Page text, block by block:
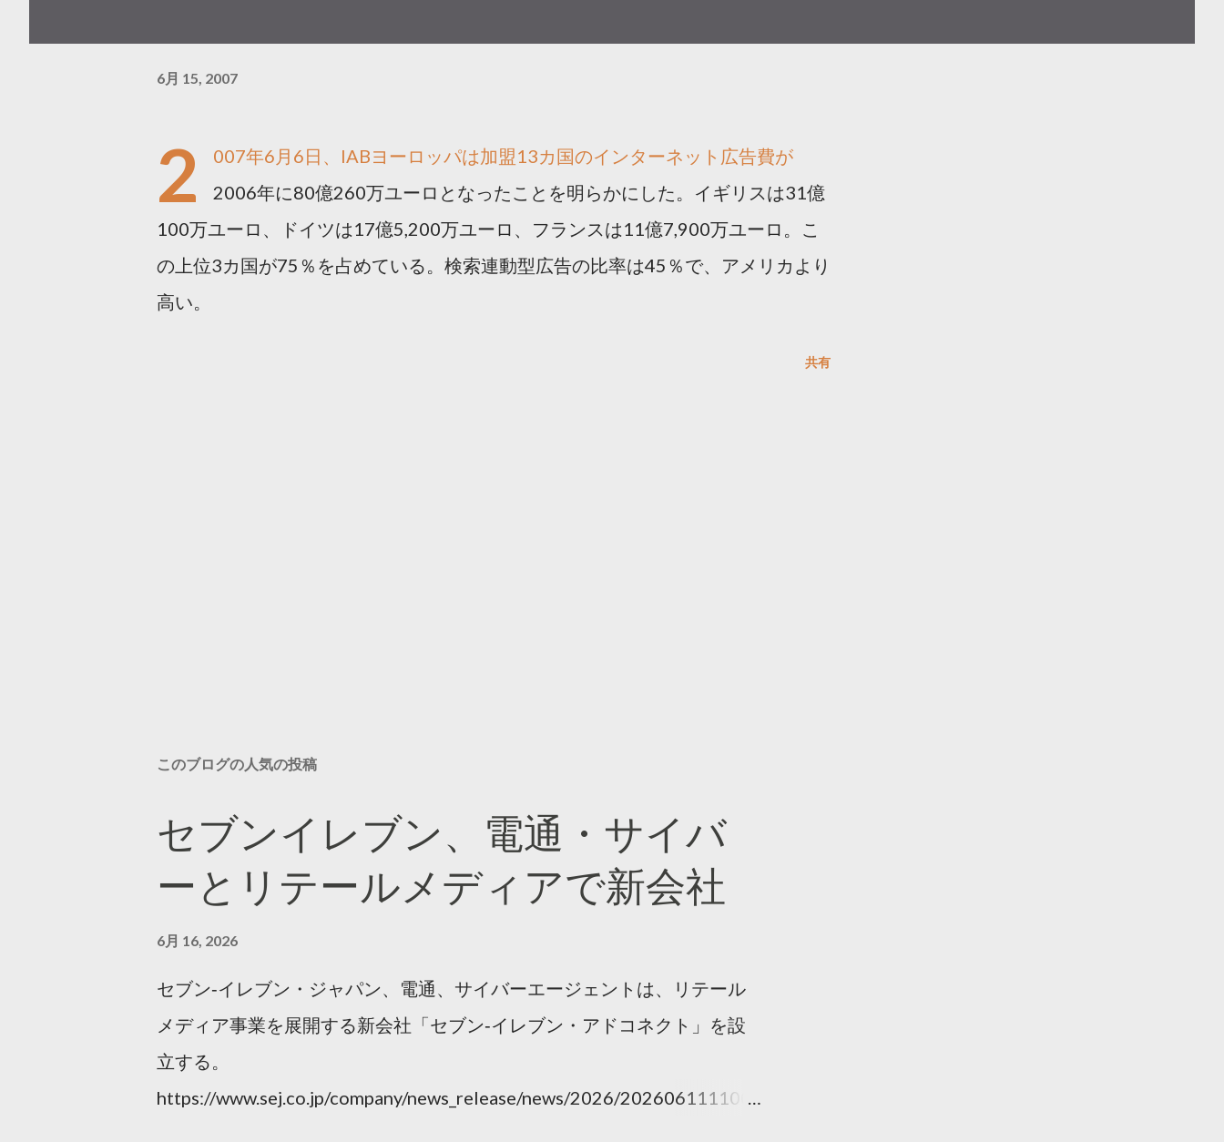
6月 15, 2007
2
007年6月6日、IABヨーロッパは加盟13カ国のインターネット広告費が
2006年に80億260万ユーロとなったことを明らかにした。イギリスは31億
100万ユーロ、ドイツは17億5,200万ユーロ、フランスは11億7,900万ユーロ。こ
の上位3カ国が75％を占めている。検索連動型広告の比率は45％で、アメリカより
高い。
共有
このブログの人気の投稿
セブンイレブン、電通・サイバ
ーとリテールメディアで新会社
6月 16, 2026
セブン‐イレブン・ジャパン、電通、サイバーエージェントは、リテール
メディア事業を展開する新会社「セブン‐イレブン・アドコネクト」を設
立する。
https://www.sej.co.jp/company/news_release/news/2026/202606111100.